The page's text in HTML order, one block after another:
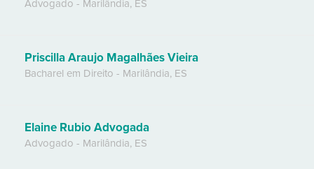
Advogado - Marilândia, ES
Priscilla Araujo Magalhães Vieira
Bacharel em Direito - Marilândia, ES
Elaine Rubio Advogada
Advogado - Marilândia, ES